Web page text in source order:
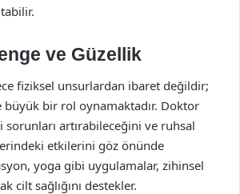
ve Güzellik
fiziksel unsurlardan ibaret değildir;
bir rol oynamaktadır. Doktor
sorunları artırabileceğini ve ruhsal
etkilerini göz önünde
yoga gibi uygulamalar, zihinsel
cilt sağlığını destekler.